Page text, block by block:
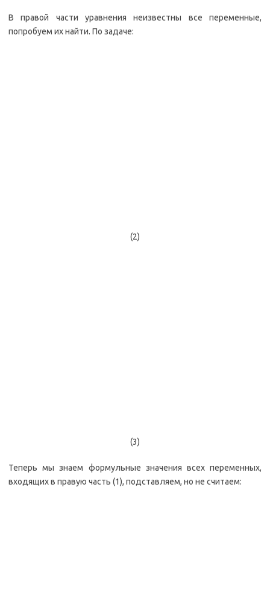
В правой части уравнения неизвестны все переменные,
попробуем их найти. По задаче:
(2)
(3)
Теперь мы знаем формульные значения всех переменных,
входящих в правую часть (1), подставляем, но не считаем: